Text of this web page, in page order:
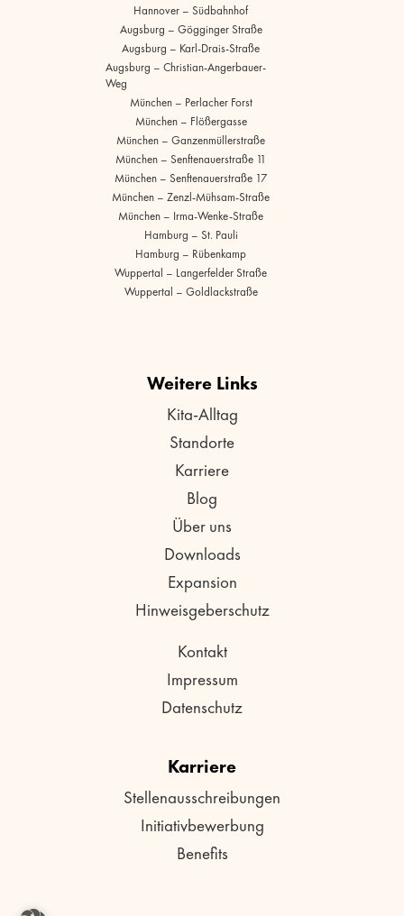
Hannover – Südbahnhof
Augsburg – Gögginger Straße
Augsburg – Karl-Drais-Straße
Augsburg – Christian-Angerbauer-
Weg
München – Perlacher Forst
München – Flößergasse
München – Ganzenmüllerstraße
München – Senftenauerstraße 11
München – Senftenauerstraße 17
München – Zenzl-Mühsam-Straße
München – Irma-Wenke-Straße
Hamburg – St. Pauli
Hamburg – Rübenkamp
Wuppertal – Langerfelder Straße
Wuppertal – Goldlackstraße
Weitere Links
Kita-Alltag
Standorte
Karriere
Blog
Über uns
Downloads
Expansion
Hinweisgeberschutz
Kontakt
Impressum
Datenschutz
Karriere
Stellenausschreibungen
Initiativbewerbung
Benefits